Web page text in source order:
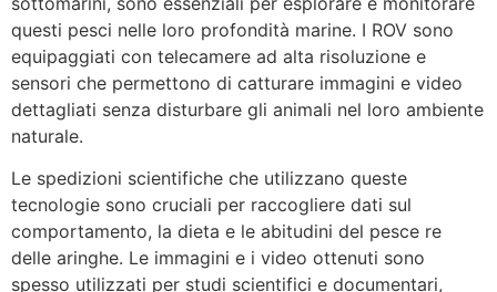
questi pesci nelle loro profondità marine. I ROV sono
equipaggiati con telecamere ad alta risoluzione e
sensori che permettono di catturare immagini e video
dettagliati senza disturbare gli animali nel loro ambiente
naturale.
Le spedizioni scientifiche che utilizzano queste
tecnologie sono cruciali per raccogliere dati sul
comportamento, la dieta e le abitudini del pesce re
delle aringhe. Le immagini e i video ottenuti sono
spesso utilizzati per studi scientifici e documentari,